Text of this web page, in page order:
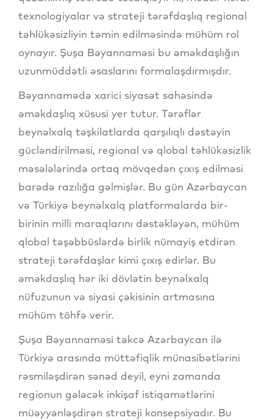
texnologiyalar və strateji tərəfdaşlıq regional
təhlükəsizliyin təmin edilməsində mühüm rol
oynayır. Şuşa Bəyannaməsi bu əməkdaşlığın
uzunmüddətli əsaslarını formalaşdırmışdır.
Bəyannamədə xarici siyasət sahəsində
əməkdaşlıq xüsusi yer tutur. Tərəflər
beynəlxalq təşkilatlarda qarşılıqlı dəstəyin
gücləndirilməsi, regional və qlobal təhlükəsizlik
məsələlərində ortaq mövqedən çıxış edilməsi
barədə razılığa gəlmişlər. Bu gün Azərbaycan
və Türkiyə beynəlxalq platformalarda bir-
birinin milli maraqlarını dəstəkləyən, mühüm
qlobal təşəbbüslərdə birlik nümayiş etdirən
strateji tərəfdaşlar kimi çıxış edirlər. Bu
əməkdaşlıq hər iki dövlətin beynəlxalq
nüfuzunun və siyasi çəkisinin artmasına
mühüm töhfə verir.
Şuşa Bəyannaməsi təkcə Azərbaycan ilə
Türkiyə arasında müttəfiqlik münasibətlərini
rəsmiləşdirən sənəd deyil, eyni zamanda
regionun gələcək inkişaf istiqamətlərini
müəyyənləşdirən strateji konsepsiyadır. Bu